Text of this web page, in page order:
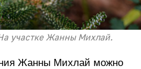
участке Жанны Михлай.
Жанны Михлай можно